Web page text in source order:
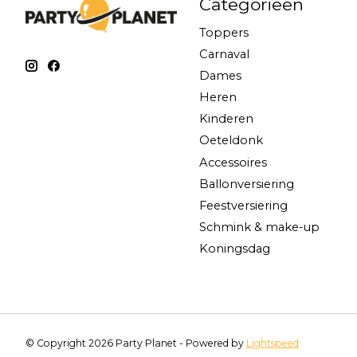
Categorieën
Toppers
Carnaval
Dames
Heren
Kinderen
Oeteldonk
Accessoires
Ballonversiering
Feestversiering
Schmink & make-up
Koningsdag
© Copyright 2026 Party Planet - Powered by Lightspeed